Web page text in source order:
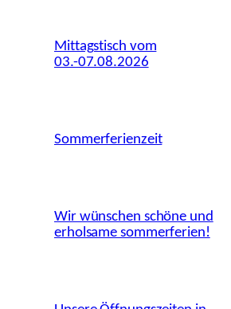
Mittagstisch vom
03.-07.08.2026
Sommerferienzeit
Wir wünschen schöne und
erholsame sommerferien!